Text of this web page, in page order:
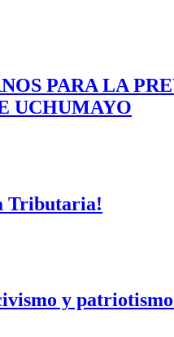
PARA LA
UCHUMAYO
Tributaria!
y